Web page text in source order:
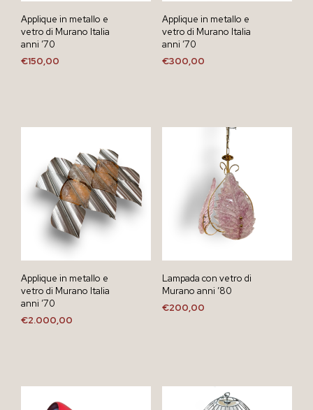
Applique in metallo e
vetro di Murano Italia
anni ’70
€150,00
Applique in metallo e
vetro di Murano Italia
anni ’70
€300,00
Applique in metallo e
vetro di Murano Italia
anni ’70
€2.000,00
Lampada con vetro di
Murano anni ’80
€200,00